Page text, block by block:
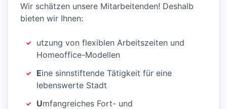
Wir schätzen unsere Mitarbeitenden! Deshalb
bieten wir Ihnen:
utzung von flexiblen Arbeitszeiten und
Homeoffice-Modellen
Eine sinnstiftende Tätigkeit für eine
lebenswerte Stadt
Umfangreiches Fort- und